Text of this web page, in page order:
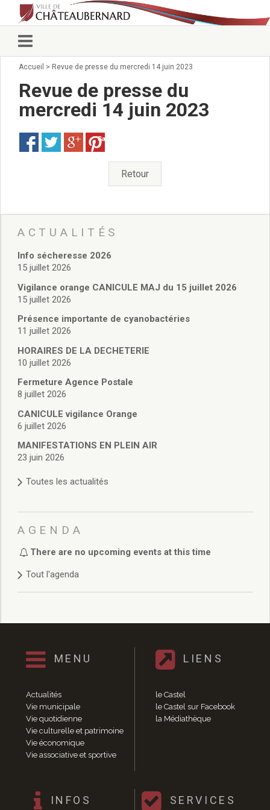
Vie municipale
Conseillers municipaux
Commissions 2026
Arrêtés du Maire
Services municipaux
Pour venir nous voir
administratives
Services Techniques
Affaires Scolaires
Vie associative
Police Municipale/règlementation
Cimetière/réglementation funéraire
Services en ligne
Licences boissons
Cadastre
Actes d’état civil
Budget de Fonctionnement
Budget d’Investissement
Conseils municipaux
Règlement du conseil municipal
Délibérations 2025
Délibérations 2022
Délibérations 2021
Délibérations 2020
Délibérations 2019
Délibérations 2018
Délibérations 2014
Délibérations 2013
Délibérations 2011
Délibérations 2010
Délibérations 2009
Délibérations 2008
Agenda réunions publiques
Marchés publics
Vie quotidienne
Accueil > Revue de presse du mercredi 14 juin 2023
Revue de presse du
mercredi 14 juin 2023
Save
Retour
ACTUALITÉS
Info sécheresse 2026
15 juillet 2026
Vigilance orange CANICULE MAJ du 15 juillet 2026
15 juillet 2026
Présence importante de cyanobactéries
11 juillet 2026
HORAIRES DE LA DECHETERIE
10 juillet 2026
Fermeture Agence Postale
8 juillet 2026
CANICULE vigilance Orange
6 juillet 2026
MANIFESTATIONS EN PLEIN AIR
23 juin 2026
Toutes les actualités
AGENDA
There are no upcoming events at this time
Tout l'agenda
MENU
Actualités
Vie municipale
Vie quotidienne
Vie culturelle et patrimoine
Vie économique
Vie associative et sportive
LIENS
le Castel
le Castel sur Facebook
la Médiathèque
INFOS SERVICES